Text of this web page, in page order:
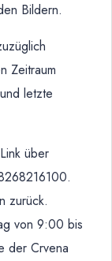
Bildern.
Zeitraum
letzte
über
zurück.
von 9:00 bis
der Crvena